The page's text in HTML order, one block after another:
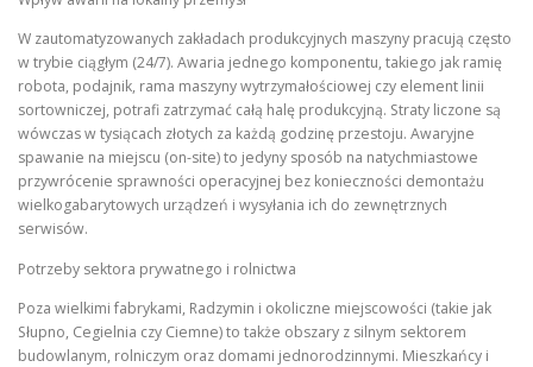
W zautomatyzowanych zakładach produkcyjnych maszyny pracują często
w trybie ciągłym (24/7). Awaria jednego komponentu, takiego jak ramię
robota, podajnik, rama maszyny wytrzymałościowej czy element linii
sortowniczej, potrafi zatrzymać całą halę produkcyjną. Straty liczone są
wówczas w tysiącach złotych za każdą godzinę przestoju. Awaryjne
spawanie na miejscu (on-site) to jedyny sposób na natychmiastowe
przywrócenie sprawności operacyjnej bez konieczności demontażu
wielkogabarytowych urządzeń i wysyłania ich do zewnętrznych
serwisów.
Potrzeby sektora prywatnego i rolnictwa
Poza wielkimi fabrykami, Radzymin i okoliczne miejscowości (takie jak
Słupno, Cegielnia czy Ciemne) to także obszary z silnym sektorem
budowlanym, rolniczym oraz domami jednorodzinnymi. Mieszkańcy i